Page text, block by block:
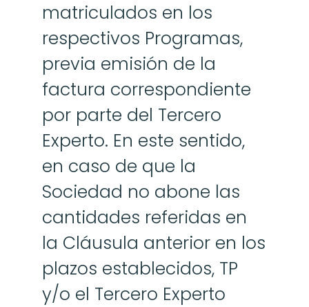
matriculados en los
respectivos Programas,
previa emisión de la
factura correspondiente
por parte del Tercero
Experto. En este sentido,
en caso de que la
Sociedad no abone las
cantidades referidas en
la Cláusula anterior en los
plazos establecidos, TP
y/o el Tercero Experto